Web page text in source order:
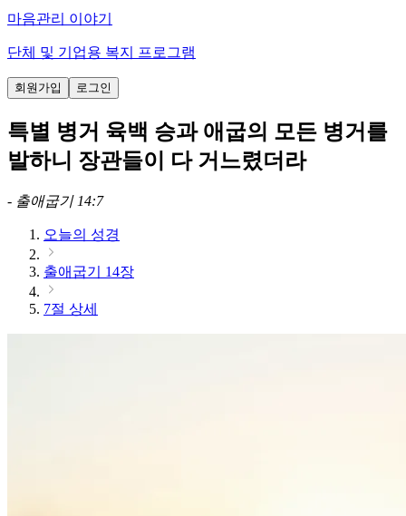
마음관리 이야기
단체 및 기업용 복지 프로그램
회원가입 로그인
특별 병거 육백 승과 애굽의 모든 병거를
발하니 장관들이 다 거느렸더라
- 출애굽기 14:7
오늘의 성경
출애굽기 14장
7절 상세